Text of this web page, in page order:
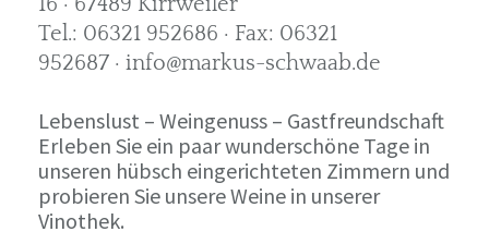
Tel.: 06321 952686 · Fax: 06321
952687 · info@markus-schwaab.de
Lebenslust – Weingenuss – Gastfreundschaft
Erleben Sie ein paar wunderschöne Tage in
unseren hübsch eingerichteten Zimmern und
probieren Sie unsere Weine in unserer
Vinothek.